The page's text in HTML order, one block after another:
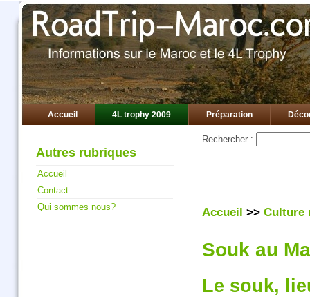
Accueil 4L trophy 2009 Préparation
Rechercher :
Accueil >> Culture
Souk au
Le souk,
Autres rubriques
Accueil
Contact
Qui sommes nous?